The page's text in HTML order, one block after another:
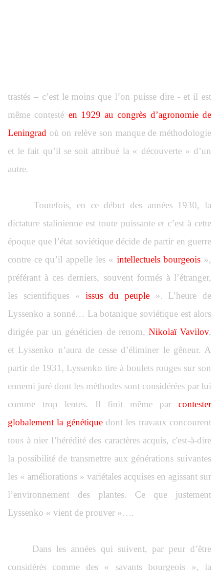
trastés – c’est le moins que l’on puisse dire - et il est
même contesté en 1929 au congrès d’agronomie de
Leningrad où on relève son manque de méthodologie
et le fait qu’il se soit attribué la « découverte » d’un
autre.
Toutefois, en ce début des années 1930, la
dictature stalinienne est toute puissante et c’est à cette
époque que l’état soviétique décide de partir en guerre
contre ce qu’il appelle les « intellectuels bourgeois »,
préférant à ces derniers, souvent formés à l’étranger,
les scientifiques «issus du peuple». L’heure de
Lyssenko a sonné… La botanique soviétique est alors
dirigée par un généticien de renom, Nikolaï Vavilov,
et Lyssenko n’aura de cesse d’éliminer le gêneur. A
partir de 1931, Lyssenko tire à boulets rouges sur son
ennemi juré dont les méthodes sont considérées par lui
comme trop lentes. Il finit même par contester
globalement la génétiquedont les travaux concourent
tous à nier l’hérédité des caractères acquis, c'est-à-dire
la possibilité de transmettre aux générations suivantes
les « améliorations » variétales acquises en agissant sur
l’environnement des plantes. Ce que justement
Lyssenko « vient de prouver »….
Dans les années qui suivent, par peur d’être
considérés comme des « savants bourgeois », la